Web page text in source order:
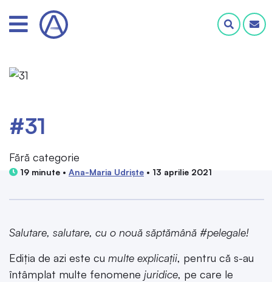
#31
Fără categorie
19 minute • Ana-Maria Udriște • 13 aprilie 2021
Salutare, salutare, cu o nouă săptămână #pelegale!
Ediția de azi este cu multe explicații, pentru că s-au
întâmplat multe fenomene juridice, pe care le